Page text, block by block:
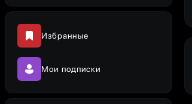
Избранные
Мои подписки